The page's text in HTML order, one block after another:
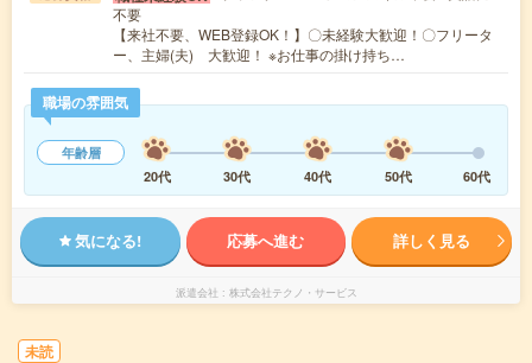
不要
【来社不要、WEB登録OK！】〇未経験大歓迎！〇フリータ
ー、主婦(夫) 大歓迎！ ※お仕事の掛け持ち…
職場の雰囲気
年齢層
20代
30代 40代 50代 60代
気になる! 応募へ進む 詳しく見る
派遣会社 株式会社テクノ・サービス
未読